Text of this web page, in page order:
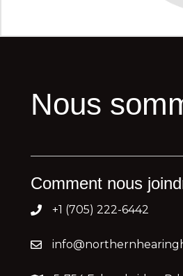
Nous
Comment nous
+1 (705) 222-6442